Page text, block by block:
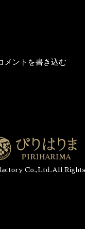
メントを書き込む
Co.,Ltd.All Rights